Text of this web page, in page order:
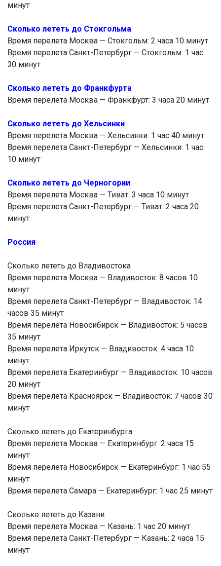
минут
Сколько лететь до Стокгольма
Время перелета Москва — Стокгольм: 2 часа 10 минут
Время перелета Санкт-Петербург — Стокгольм: 1 час
30 минут
Сколько лететь до Франкфурта
Время перелета Москва — Франкфурт: 3 часа 20 минут
Сколько лететь до Хельсинки
Время перелета Москва — Хельсинки: 1 час 40 минут
Время перелета Санкт-Петербург — Хельсинки: 1 час
10 минут
Сколько лететь до Черногории
Время перелета Москва — Тиват: 3 часа 10 минут
Время перелета Санкт-Петербург — Тиват: 2 часа 20
минут
Россия
Сколько лететь до Владивостока
Время перелета Москва — Владивосток: 8 часов 10
минут
Время перелета Санкт-Петербург — Владивосток: 14
часов 35 минут
Время перелета Новосибирск — Владивосток: 5 часов
35 минут
Время перелета Иркутск — Владивосток: 4 часа 10
минут
Время перелета Екатеринбург — Владивосток: 10 часов
20 минут
Время перелета Красноярск — Владивосток: 7 часов 30
минут
Сколько лететь до Екатеринбурга
Время перелета Москва — Екатеринбург: 2 часа 15
минут
Время перелета Новосибирск — Екатеринбург: 1 час 55
минут
Время перелета Самара — Екатеринбург: 1 час 25 минут
Сколько лететь до Казани
Время перелета Москва — Казань: 1 час 20 минут
Время перелета Санкт-Петербург — Казань: 2 часа 15
минут